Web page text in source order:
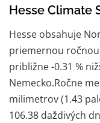
Hesse Climate
Hesse obsahuje
priemernou ročnou
približne -0.31 %
Nemecko.Ročne
milimetrov (1.43
106.38 daždivých